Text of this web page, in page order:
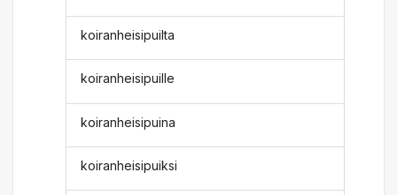
koiranheisipuilta
koiranheisipuille
koiranheisipuina
koiranheisipuiksi